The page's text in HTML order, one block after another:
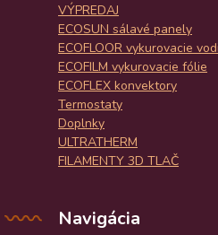
VÝPREDAJ
ECOSUN sálavé panely
ECOFLOOR vykurovacie
ECOFILM vykurovacie fólie
ECOFLEX konvektory
Termostaty
Doplnky
ULTRATHERM
FILAMENTY 3D TLAČ
Navigácia